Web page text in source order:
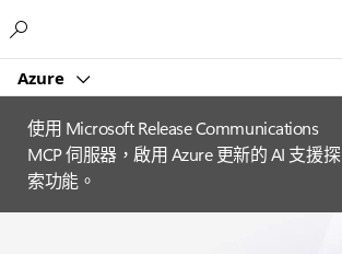
Azure
使用 Microsoft Release Communications
MCP 伺服器，啟用 Azure 更新的 AI 支援探
索功能。